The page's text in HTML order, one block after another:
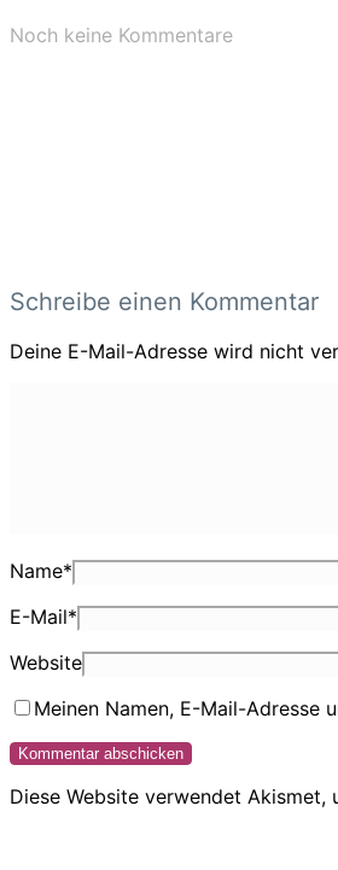
Noch keine Kommentare
Schreibe einen Kommentar
Deine E-Mail-Adresse wird nicht
Name*
E-Mail*
Website
Meinen Namen, E-Mail-Adresse
Diese Website verwendet Akismet,